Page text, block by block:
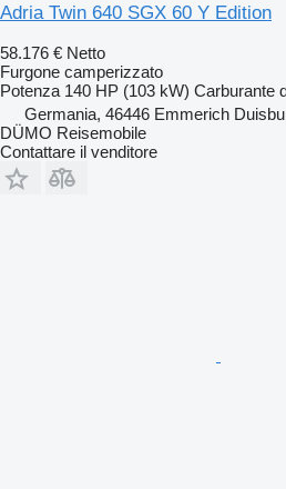
Adria Twin 640 SGX 60 Y Edition
58.176 € Netto
Furgone camperizzato
Potenza 140 HP (103 kW) Carburante
Germania, 46446 Emmerich
DÜMO Reisemobile
Contattare il venditore